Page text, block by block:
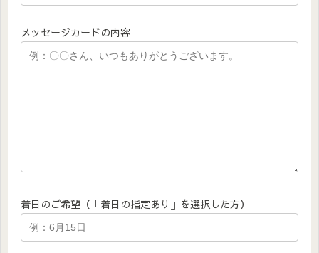
メッセージカードの内容
着日のご希望（「着日の指定あり」を選択した方）